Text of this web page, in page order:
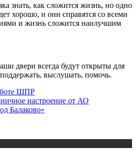
знать, как сложится жизнь, но одно
хорошо, и они справятся со всеми
и жизнь сложится наилучшим
двери всегда будут открыты для
выслушать, помочь.
ШПР
настроение от АО
Балаково»